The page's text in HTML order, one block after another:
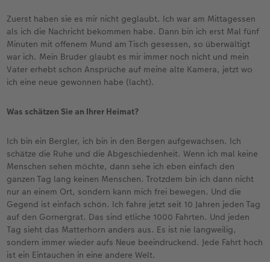
Zuerst haben sie es mir nicht geglaubt. Ich war am Mittagessen
als ich die Nachricht bekommen habe. Dann bin ich erst Mal fünf
Minuten mit offenem Mund am Tisch gesessen, so überwältigt
war ich. Mein Bruder glaubt es mir immer noch nicht und mein
Vater erhebt schon Ansprüche auf meine alte Kamera, jetzt wo
ich eine neue gewonnen habe (lacht).
Was schätzen Sie an Ihrer Heimat?
Ich bin ein Bergler, ich bin in den Bergen aufgewachsen. Ich
schätze die Ruhe und die Abgeschiedenheit. Wenn ich mal keine
Menschen sehen möchte, dann sehe ich eben einfach den
ganzen Tag lang keinen Menschen. Trotzdem bin ich dann nicht
nur an einem Ort, sondern kann mich frei bewegen. Und die
Gegend ist einfach schön. Ich fahre jetzt seit 10 Jahren jeden Tag
auf den Gornergrat. Das sind etliche 1000 Fahrten. Und jeden
Tag sieht das Matterhorn anders aus. Es ist nie langweilig,
sondern immer wieder aufs Neue beeindruckend. Jede Fahrt hoch
ist ein Eintauchen in eine andere Welt.